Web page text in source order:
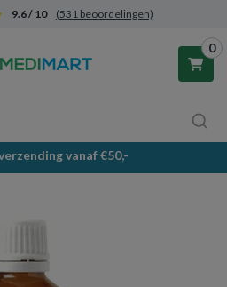
9.6 / 10 (531 beoordelingen)
0
met producten.
vanaf €50,-